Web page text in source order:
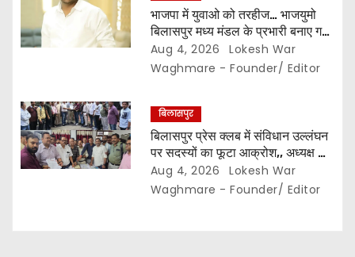
भाजपा में युवाओ को तरहीज… भाजयुमो
बिलासपुर मध्य मंडल के प्रभारी बनाए गए
महर्षि बाजपेयी…
Aug 4, 2026
Lokesh War
Waghmare - Founder/ Editor
बिलासपुर
बिलासपुर प्रेस क्लब में संविधान उल्लंघन
पर सदस्यों का फूटा आक्रोश,, अध्यक्ष का
प्रभार बदलने का प्रस्ताव रखा गया…
करीब 150 सदस्यों की बैठक में कई अहम
Aug 4, 2026
Lokesh War
Waghmare - Founder/ Editor